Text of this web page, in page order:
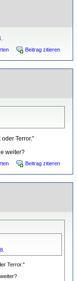
.
Beitrag zitieren
Terror."
weiter?
Beitrag zitieren
Terror."